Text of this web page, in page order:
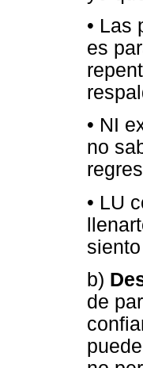
• Las
es
• NI
no
• LU
b)
de